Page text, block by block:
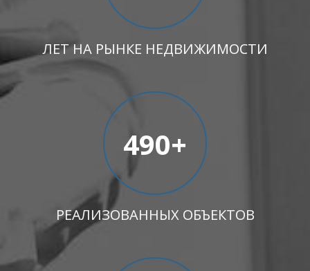
ЛЕТ НА РЫНКЕ НЕДВИЖИМОСТИ
490+
РЕАЛИЗОВАННЫХ ОБЪЕКТОВ